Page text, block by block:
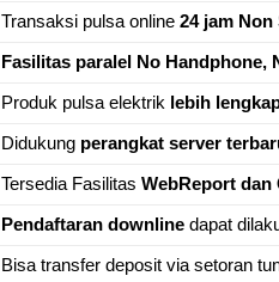
Transaksi pulsa online 24 jam Non
Fasilitas paralel No Handphone,
Produk pulsa elektrik lebih
Didukung perangkat server
Tersedia Fasilitas WebReport dan
Pendaftaran downline dapat
Bisa transfer deposit via setoran